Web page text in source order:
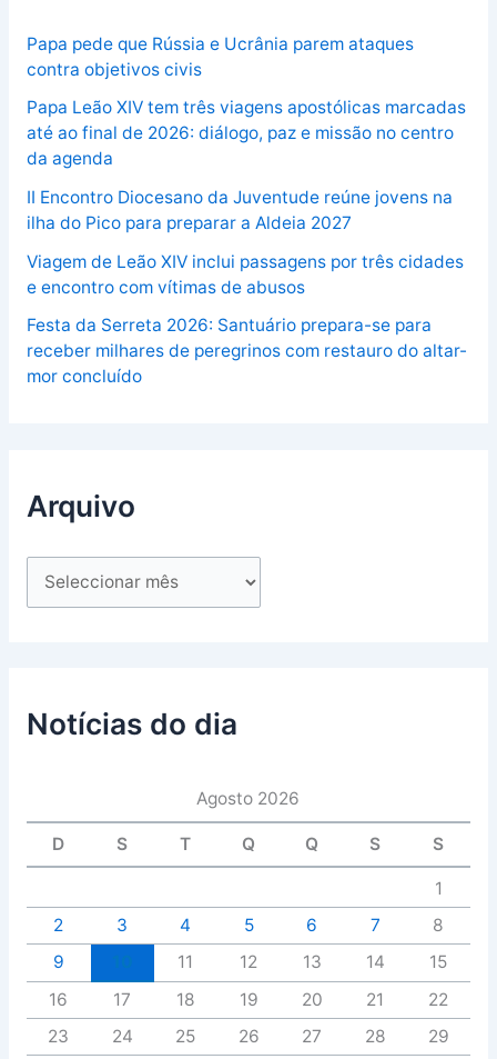
Papa pede que Rússia e Ucrânia parem ataques
contra objetivos civis
Papa Leão XIV tem três viagens apostólicas marcadas
até ao final de 2026: diálogo, paz e missão no centro
da agenda
II Encontro Diocesano da Juventude reúne jovens na
ilha do Pico para preparar a Aldeia 2027
Viagem de Leão XIV inclui passagens por três cidades
e encontro com vítimas de abusos
Festa da Serreta 2026: Santuário prepara-se para
receber milhares de peregrinos com restauro do altar-
mor concluído
Arquivo
Notícias do dia
Agosto 2026
D S T Q Q S S
1
2
3 4 5 6 7
8
9
11 12 13 14
15
16
17 18 19 20 21
22
23
24 25 26 27 28
29